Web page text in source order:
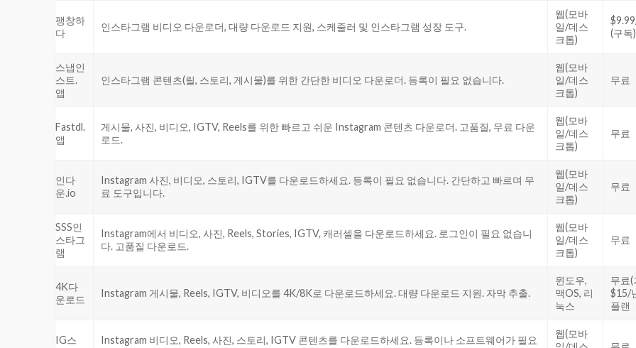
팽창하
다
인스타그램 비디오 다운로더, 대량 다운로드 지원, 스케줄러 및 인스타그램 성장 도구.
웹(모바
일/데스
크톱)
(구독)
스냅인
스트.
앱
인스타그램 콘텐츠(릴, 스토리, 게시물)를 위한 간단한 비디오 다운로더. 등록이 필요 없습니다.
웹(모바
일/데스
크톱)
무료
Fastdl.
앱
게시물, 사진, 비디오, IGTV, Reels를 위한 빠르고 쉬운 Instagram 콘텐츠 다운로더. 고품질, 무료 다운
로드.
웹(모바
일/데스
크톱)
무료
인다
운.io
Instagram 사진, 비디오, 스토리, IGTV를 다운로드하세요. 등록이 필요 없습니다. 간단하고 빠르며 무
료 도구입니다.
웹(모바
일/데스
크톱)
무료
SSS인
스타그
램
Instagram에서 비디오, 사진, Reels, Stories, IGTV, 캐러셀을 다운로드하세요. 로그인이 필요 없습니
다. 고품질 다운로드.
웹(모바
일/데스
크톱)
무료
4K다
운로드
Instagram 게시물, Reels, IGTV, 비디오를 4K/8K로 다운로드하세요. 대량 다운로드 지원. 자막 추출.
윈도우,
맥OS, 리
눅스
무료(
$15/
플랜
IG스
Instagram 비디오, Reels, 사진, 스토리, IGTV 콘텐츠를 다운로드하세요. 등록이나 소프트웨어가 필요
웹(모바